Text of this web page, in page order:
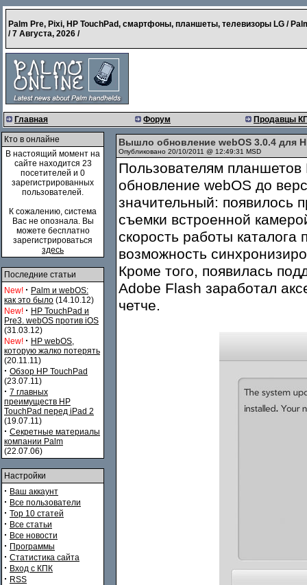
Palm Pre, Pixi, HP TouchPad, смартфоны, планшеты, телевизоры LG /
/7 Августа, 2026 /
Главная Форум Продавцы
Кто в онлайне
В настоящий момент на
сайте находится 23
посетителей и 0
зарегистрированных
пользователей.
К сожалению, система
Вас не опознала. Вы
можете бесплатно
зарегистрироваться
здесь
Последние статьи
New! · Palm и webOS:
как это было (14.10.12)
New! · HP TouchPad и
Pre3. webOS против iOS
(31.03.12)
New! · HP webOS,
которую жалко потерять
(20.11.11)
· Обзор HP TouchPad
(23.07.11)
· 7 главных
преимуществ HP
TouchPad перед iPad 2
(19.07.11)
· Секретные материалы
компании Palm
(22.07.06)
Настройки
· Ваш аккаунт
· Все пользователи
· Top 10 статей
· Все статьи
· Все новости
· Программы
· Статистика сайта
· Вход с КПК
· RSS
Вышло обновление webOS 3.0.4 для
Опубликовано 20/10/2011 @ 12:49:31 MSD
Пользователям планшетов
обновление webOS до
значительный: появилось
съемки встроенной
скорость работы
возможность
Кроме того, появилась
Adobe Flash заработал
четче.